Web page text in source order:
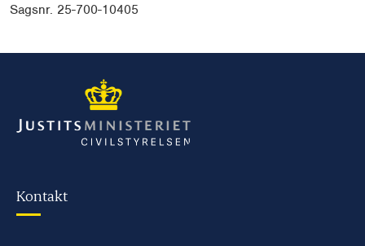
Sagsnr. 25-700-10405
Kontakt